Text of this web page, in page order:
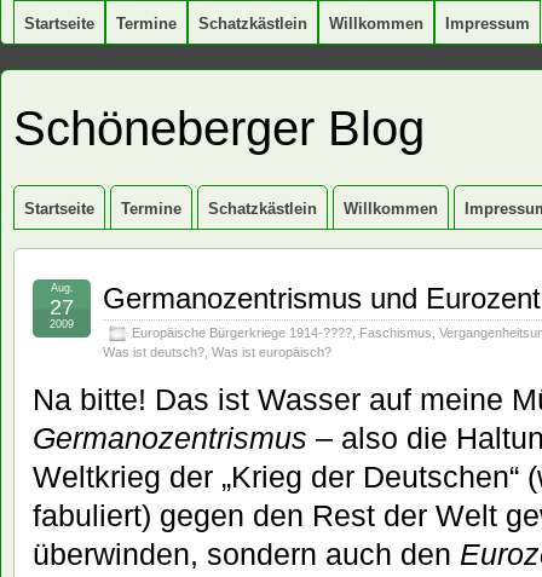
Startseite Termine Schatzkästlein Willkommen Impressum
Schöneberger Blog
Startseite Termine Schatzkästlein Willkommen
Germanozentrismus und
Europäische Bürgerkriege 1914-???? Faschismus
Was ist deutsch? Was ist europäisch?
Aug.
27
2009
Na bitte! Das ist Wasser auf meine
Germanozentrismus – also die
Weltkrieg der „Krieg der Deutschen“
fabuliert) gegen den Rest der Welt
überwinden, sondern auch den